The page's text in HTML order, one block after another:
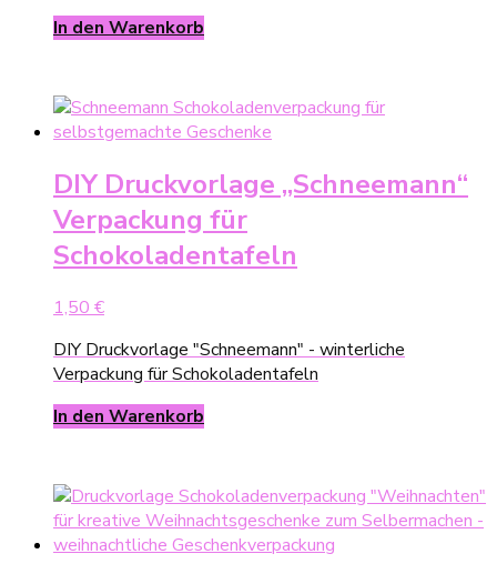
In den Warenkorb
DIY Druckvorlage „Schneemann“
Verpackung für
Schokoladentafeln
1,50 €
DIY Druckvorlage "Schneemann" - winterliche
Verpackung für Schokoladentafeln
In den Warenkorb